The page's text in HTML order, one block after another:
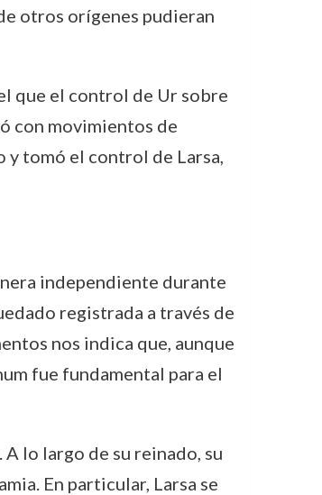
otros orígenes pudieran
que el control de Ur sobre
con movimientos de
y tomó el control de Larsa,
independiente durante
registrada a través de
nos indica que, aunque
fue fundamental para el
lo largo de su reinado, su
En particular, Larsa se